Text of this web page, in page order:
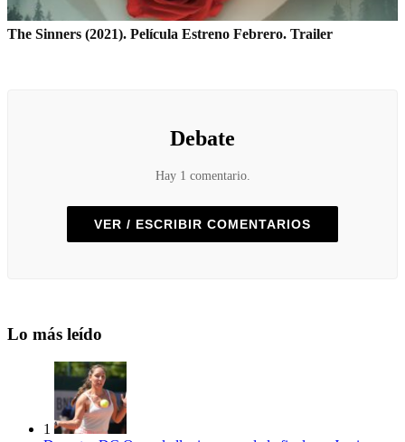
The Sinners (2021). Película Estreno Febrero. Trailer
Debate
Hay 1 comentario.
VER / ESCRIBIR COMENTARIOS
Lo más leído
1